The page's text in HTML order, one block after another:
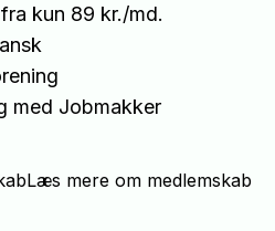
kun 89 kr./md.
med Jobmakker
Læs mere om medlemskab